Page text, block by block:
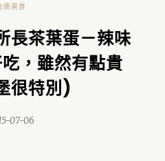
南美食
長茶葉蛋－辣味
，雖然有點貴
很特別)
07-06